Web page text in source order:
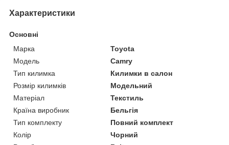
Характеристики
Основні
Марка
Toyota
Модель
Camry
Тип килимка
Килимки в салон
Розмір килимків
Модельний
Матеріал
Текстиль
Країна виробник
Бельгія
Тип комплекту
Повний комплект
Колір
Чорний